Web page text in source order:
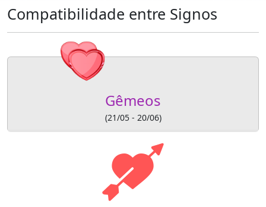
Compatibilidade entre Signos
Gêmeos
(21/05 - 20/06)